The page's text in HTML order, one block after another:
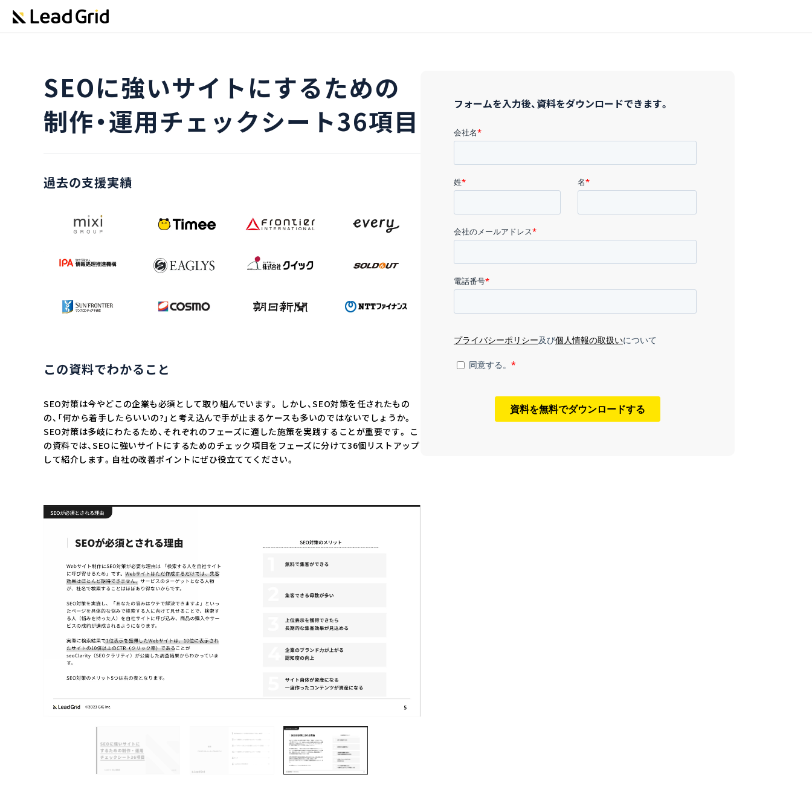
SEOに強いサイトにするための
制作・運用チェックシート36項目
過去の支援実績
この資料でわかること
SEO対策は今やどこの企業も必須として取り組んでいます。 しかし、SEO対策を任されたもの
の、「何から着手したらいいの?」と考え込んで手が止まるケースも多いのではないでしょうか。
SEO対策は多岐にわたるため、それぞれのフェーズに適した施策を実践することが重要です。 こ
の資料では、SEOに強いサイトにするためのチェック項目をフェーズに分けて36個リストアップ
して紹介します。自社の改善ポイントにぜひ役立ててください。
フォームを入力後、資料をダウンロードできます。